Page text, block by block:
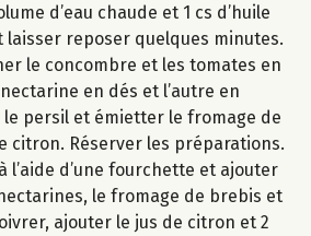
d’eau chaude et 1 cs d’huile
laisser reposer quelques minutes.
le concombre et les tomates en
en dés et l’autre en
le persil et émietter le fromage de
citron. Réserver les préparations.
l’aide d’une fourchette et ajouter
le fromage de brebis et
ajouter le jus de citron et 2